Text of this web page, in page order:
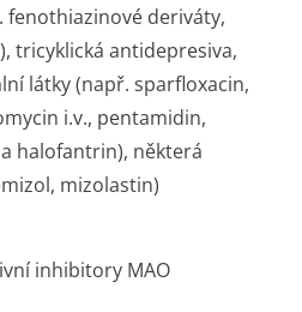
deriváty,
tricyklická antidepresiva,
látky (např. sparfloxacin,
i.v., pentamidin,
halofantrin), některá
mizolastin)
inhibitory MAO